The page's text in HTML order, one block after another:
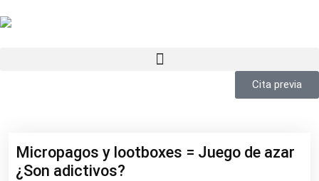
Cita previa
Micropagos y lootboxes = Juego de azar
¿Son adictivos?